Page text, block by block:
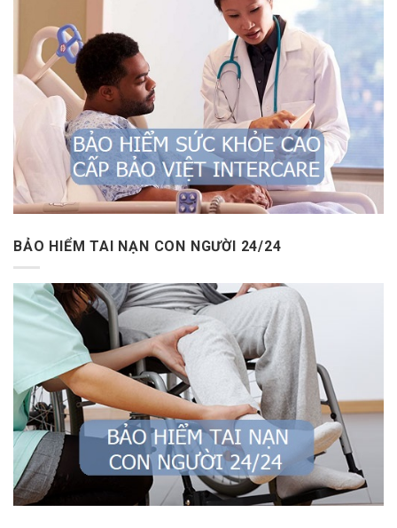
BẢO HIỂM TAI NẠN CON NGƯỜI 24/24